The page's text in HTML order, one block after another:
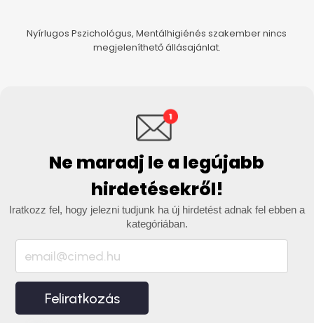
Nyírlugos Pszichológus, Mentálhigiénés szakember nincs
megjeleníthető állásajánlat.
Ne maradj le a legújabb
hirdetésekről!
Iratkozz fel, hogy jelezni tudjunk ha új hirdetést adnak fel ebben a
kategóriában.
Feliratkozás